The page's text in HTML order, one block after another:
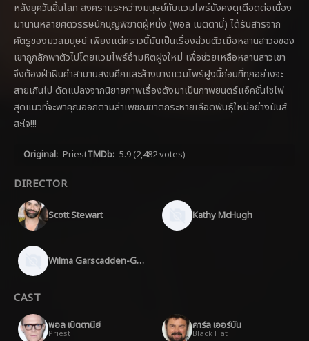
หลังยุควันสิ้นโลก สงครามระหว่างมนุษย์กับแวมไพร์ยังคงดุเดือดต่อเนื่อง
มานานหลายศตวรรษนักบุญพิฆาตผู้หนึ่ง (พอล เบตตานี่) ได้รับสารจาก
ศัตรูของมวลมนุษย์ เพียงแต่คราวนี้มันเป็นเรื่องส่วนตัวเมื่อหลานสาวอของ
เขาถูกลักพาตัวไปโดยแวมไพร์อำมหิตฝูงใหม่ เพื่อช่วยเหลือหลานสาวเขา
จึงต้องฝ่าฝืนคำสาบานสงบศึกและล้างบางแวมไพร์ฝูงนี้ก่อนที่ทุกอย่างจะ
สายเกินไป ดัดแปลงจากนิยายภาพเรื่องดังมาเป็นภาพยนตร์แอ็คชั่นไซไฟ
สุดแนวที่จะพาคุณออกตามล่าเพชฌฆาตกระหายเลือดพันธุ์ใหม่อย่างมันส์
สะใจ!!!
Original: PriestTMDb: 5.9 (2,482 votes)
DIRECTOR
Scott Stewart Kathy McHugh
Wilma Garscadden-Gahret
CAST
พอล เบ็ตตานีย์
Priest
คาร์ล เออร์บัน
Black Hat